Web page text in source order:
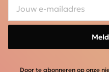
Door te abonneren op onze